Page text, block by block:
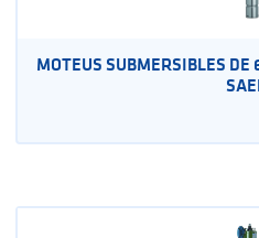
MOTEUS SUBMERSIBLES DE